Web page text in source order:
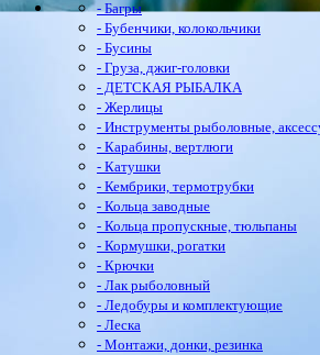
- Багры
- Бубенчики, колокольчики
- Бусины
- Груза, джиг-головки
- ДЕТСКАЯ РЫБАЛКА
- Жерлицы
- Инструменты рыболовные,
- Карабины, вертлюги
- Катушки
- Кембрики, термотрубки
- Кольца заводные
- Кольца пропускные, тюльпаны
- Кормушки, рогатки
- Крючки
- Лак рыболовный
- Ледобуры и комплектующие
- Леска
- Монтажи, донки, резинка